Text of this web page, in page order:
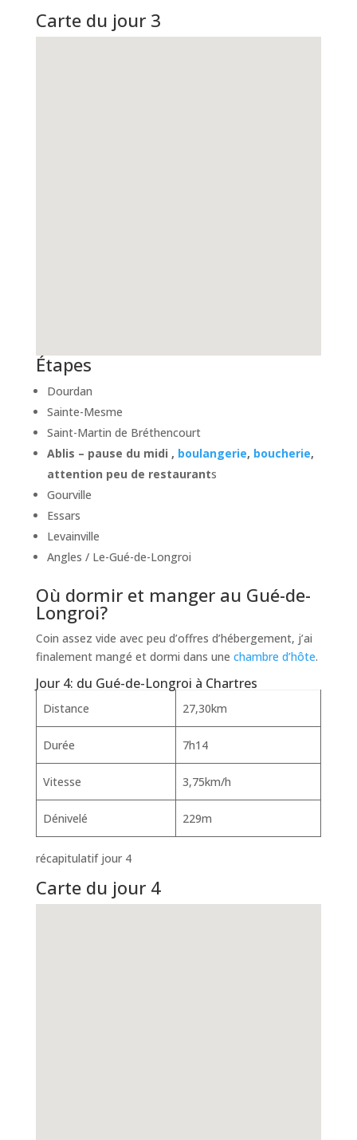
Carte du jour 3
Étapes
Dourdan
Sainte-Mesme
Saint-Martin de Bréthencourt
Ablis – pause du midi , boulangerie, boucherie,
attention peu de restaurants
Gourville
Essars
Levainville
Angles / Le-Gué-de-Longroi
Où dormir et manger au Gué-de-
Longroi?
Coin assez vide avec peu d’offres d’hébergement, j’ai
finalement mangé et dormi dans une chambre d’hôte.
Jour 4: du Gué-de-Longroi à Chartres
Distance 27,30km
Durée 7h14
Vitesse 3,75km/h
Dénivelé 229m
récapitulatif jour 4
Carte du jour 4